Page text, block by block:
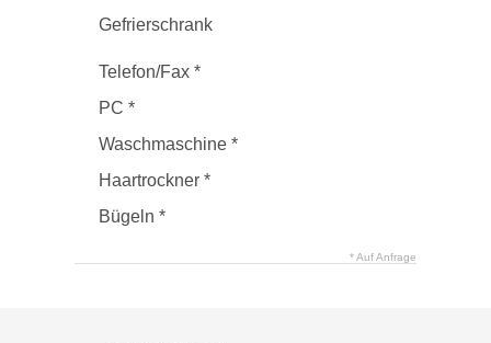
Gefrierschrank
Telefon/Fax *
PC *
Waschmaschine *
Haartrockner *
Bügeln *
* Auf Anfrage